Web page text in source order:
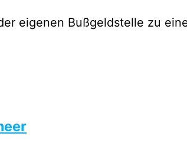
eigenen Bußgeldstelle zu